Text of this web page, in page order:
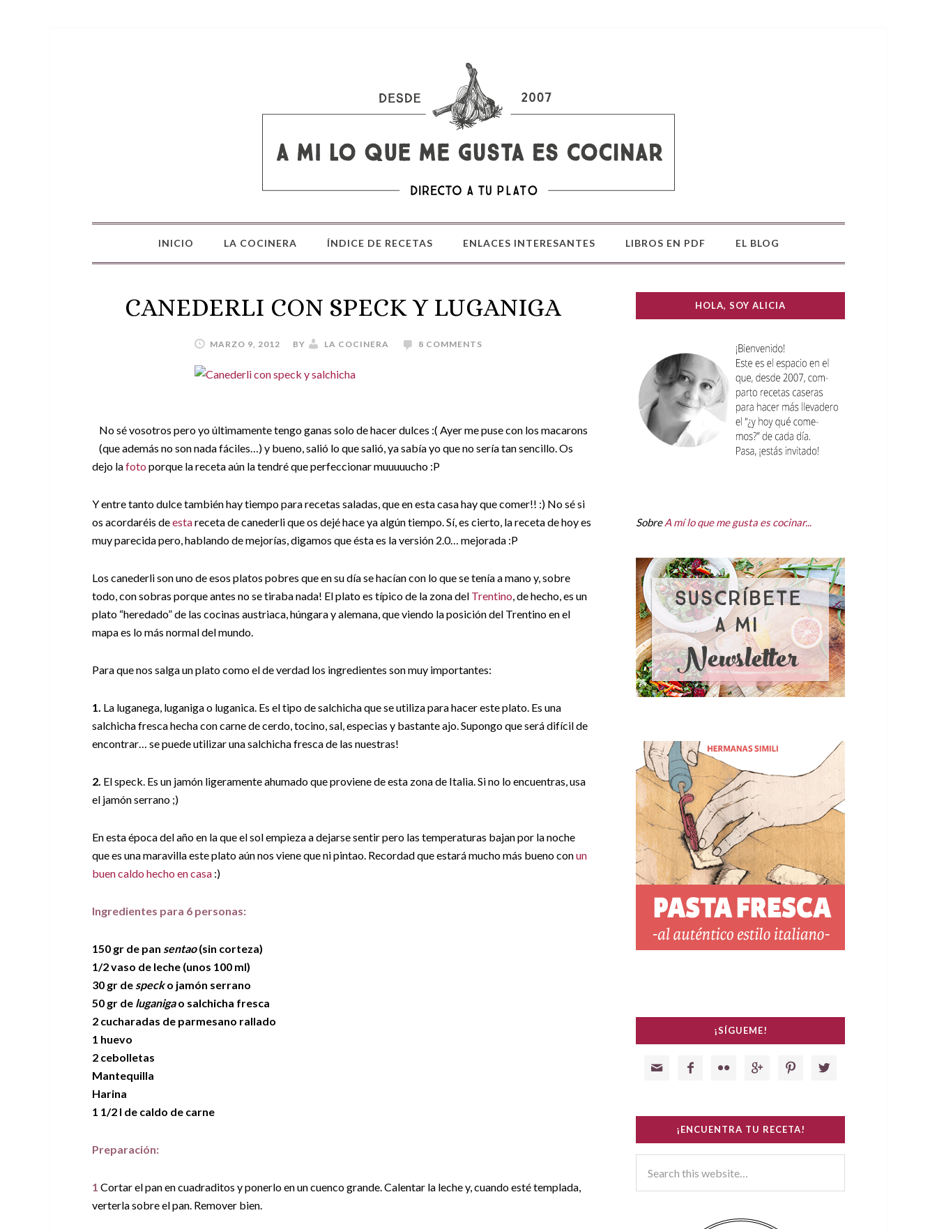
INICIO LA COCINERA ÍNDICE DE RECETAS ENLACES INTERESANTES LIBROS EN PDF EL BLOG
CANEDERLI CON SPECK Y LUGANIGA
MARZO 9, 2012 BY LA COCINERA 8 COMMENTS
No sé vosotros pero yo últimamente tengo ganas solo de hacer dulces :( Ayer me puse con los macarons
(que además no son nada fáciles…) y bueno, salió lo que salió, ya sabía yo que no sería tan sencillo. Os
dejo lafoto porque la receta aún la tendré que perfeccionar muuuuucho :P
Y entre tanto dulce también hay tiempo para recetas saladas, que en esta casa hay que comer!! :) No sé si
os acordaréis deestareceta de canederli que os dejé hace ya algún tiempo. Sí, es cierto, la receta de hoy es
muy parecida pero, hablando de mejorías, digamos que ésta es la versión 2.0… mejorada :P
Los canederli son uno de esos platos pobres que en su día se hacían con lo que se tenía a mano y, sobre
todo, con sobras porque antes no se tiraba nada! El plato es típico de la zona del Trentino, de hecho, es un
plato “heredado” de las cocinas austriaca, húngara y alemana, que viendo la posición del Trentino en el
mapa es lo más normal del mundo.
Para que nos salga un plato como el de verdad los ingredientes son muy importantes:
1. La luganega, luganiga o luganica. Es el tipo de salchicha que se utiliza para hacer este plato. Es una
salchicha fresca hecha con carne de cerdo, tocino, sal, especias y bastante ajo. Supongo que será difícil de
encontrar… se puede utilizar una salchicha fresca de las nuestras!
2. El speck. Es un jamón ligeramente ahumado que proviene de esta zona de Italia. Si no lo encuentras, usa
el jamón serrano ;)
En esta época del año en la que el sol empieza a dejarse sentir pero las temperaturas bajan por la noche
que es una maravilla este plato aún nos viene que ni pintao. Recordad que estará mucho más bueno conun
buen caldo hecho en casa :)
Ingredientes para 6 personas:
150 gr de pan sentao(sin corteza)
1/2 vaso de leche (unos 100 ml)
30 gr de specko jamón serrano
50 gr de luganigao salchicha fresca
2 cucharadas de parmesano rallado
1 huevo
2 cebolletas
Mantequilla
Harina
1 1/2 l de caldo de carne
Preparación:
1 Cortar el pan en cuadraditos y ponerlo en un cuenco grande. Calentar la leche y, cuando esté templada,
verterla sobre el pan. Remover bien.
HOLA, SOY ALICIA
SobreA mí lo que me gusta es cocinar...
¡SÍGUEME!
     
¡ENCUENTRA TU RECETA!